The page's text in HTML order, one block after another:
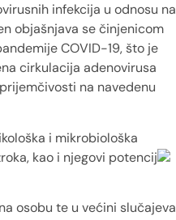
infekcija u odnosu na
objašnjava se činjenicom
COVID-19, što je
cirkulacija adenovirusa
na navedenu
i mikrobiološka
kao i njegovi potencij
osobu te u većini slučajeva